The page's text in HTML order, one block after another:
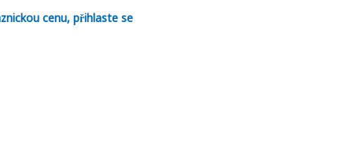
cenu, přihlaste se